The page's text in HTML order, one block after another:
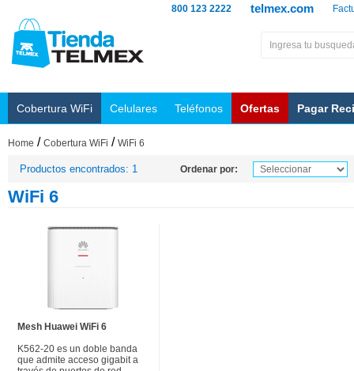
telmex.com
800 123 2222
Cobertura WiFi Celulares Teléfonos Ofertas Pagar
Home / Cobertura WiFi / WiFi 6
Productos encontrados: 1 Ordenar por:
WiFi 6
Mesh Huawei WiFi 6
K562-20 es un doble banda
que admite acceso gigabit a